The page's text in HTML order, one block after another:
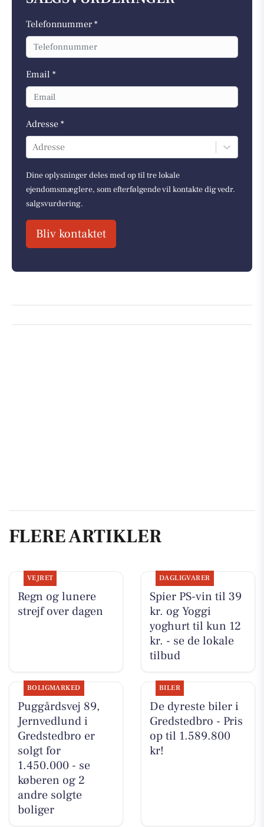
Telefonnummer *
Email *
Adresse *
Adresse
Dine oplysninger deles med op til tre lokale
ejendomsmæglere, som efterfølgende vil kontakte dig vedr.
salgsvurdering.
Bliv kontaktet
FLERE ARTIKLER
VEJRET
Regn og lunere
strejf over dagen
DAGLIGVARER
Spier PS-vin til 39
kr. og Yoggi
yoghurt til kun 12
kr. - se de lokale
tilbud
BOLIGMARKED
Puggårdsvej 89,
Jernvedlund i
Gredstedbro er
solgt for
1.450.000 - se
køberen og 2
andre solgte
boliger
BILER
De dyreste biler i
Gredstedbro - Pris
op til 1.589.800
kr!